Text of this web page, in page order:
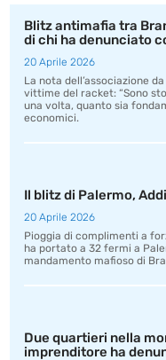
Blitz antimafia tra
di chi ha denunciato
20 Aprile 2026
La nota dell’associazione
vittime del racket: “Sono
una volta, quanto sia
economici.
Il blitz di Palermo,
20 Aprile 2026
Pioggia di complimenti a
ha portato a 32 fermi a
mandamento mafioso di
Due quartieri nella
imprenditore ha